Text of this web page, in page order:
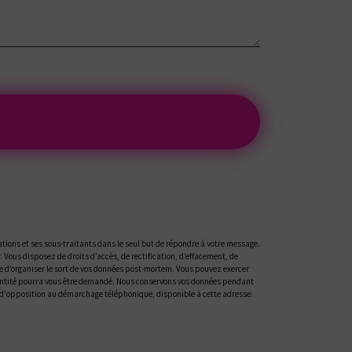
et ses sous-traitants dans le seul but de répondre à votre message.
disposez de droits d’accès, de rectification, d’effacement, de
le sort de vos données post-mortem. Vous pouvez exercer
pourra vous être demandé. Nous conservons vos données pendant
au démarchage téléphonique, disponible à cette adresse: